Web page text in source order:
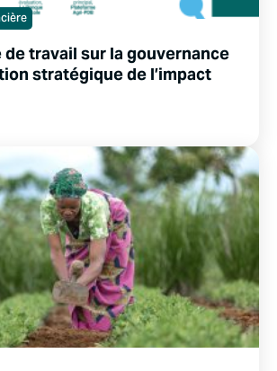
de travail sur la gouvernance
stratégique de l’impact